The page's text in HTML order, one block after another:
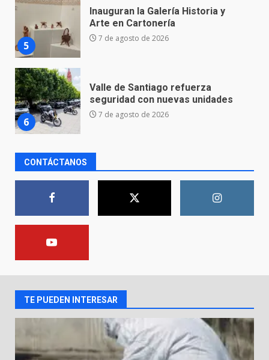
6
Valle de Santiago refuerza
seguridad con nuevas unidades
7 de agosto de 2026
7
Los Pastores: tradición que
resiste al paso del tiempo
6 de agosto de 2026
8 de agosto de 2026
2
3
Aprender jugando también salva
vidas.
8 de agosto de 2026
CONTÁCTANOS
TE PUEDEN INTERESAR